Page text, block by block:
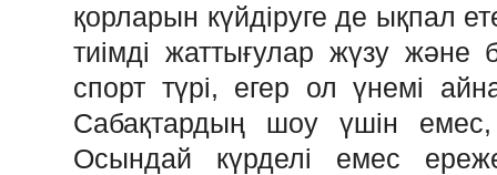
қорларын күйдіруге де ықпал
тиімді жаттығулар жүзу және
спорт түрі, егер ол үнемі
Сабақтардың шоу үшін
Осындай күрделі емес